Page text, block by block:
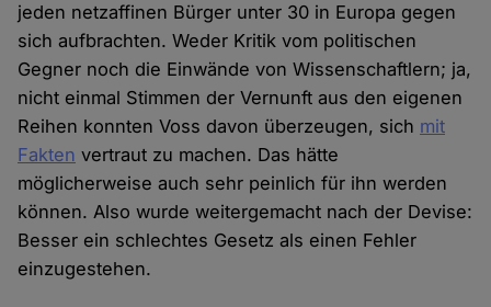
jeden netzaffinen Bürger unter 30 in Europa gegen
sich aufbrachten. Weder Kritik vom politischen
Gegner noch die Einwände von Wissenschaftlern; ja,
nicht einmal Stimmen der Vernunft aus den eigenen
Reihen konnten Voss davon überzeugen, sich mit
Fakten vertraut zu machen. Das hätte
möglicherweise auch sehr peinlich für ihn werden
können. Also wurde weitergemacht nach der Devise:
Besser ein schlechtes Gesetz als einen Fehler
einzugestehen.